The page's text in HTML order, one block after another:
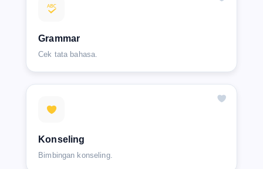
Grammar
Cek tata bahasa.
Konseling
Bimbingan konseling.